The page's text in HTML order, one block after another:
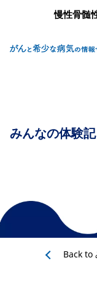
慢性骨髄
Site Logo
みんなの体験
Back to